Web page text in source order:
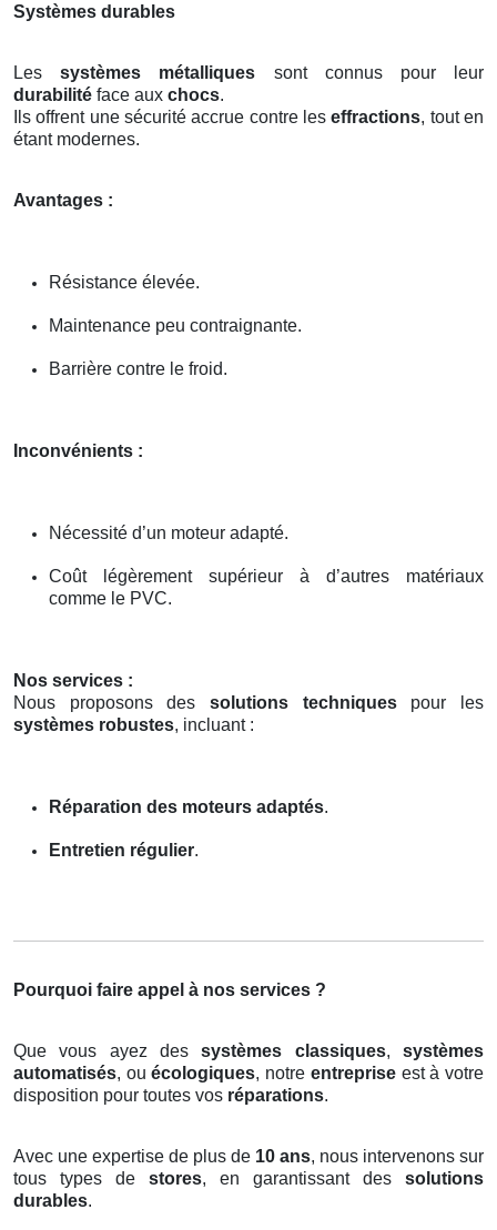
Systèmes durables
Lessystèmes métalliques sont connus pour leur
durabilité face aux chocs.
Ils offrent une sécurité accrue contre leseffractions, tout en
étant modernes.
Avantages :
Résistance élevée.
Maintenance peu contraignante.
Barrière contre le froid.
Inconvénients :
Nécessité d’un moteur adapté.
Coût légèrement supérieur à d’autres matériaux
comme le PVC.
Nos services :
Nous proposons des solutions techniquespour les
systèmes robustes, incluant :
Réparation des moteurs adaptés.
Entretien régulier.
Pourquoi faire appel à nos services ?
Que vous ayez dessystèmes classiques,systèmes
automatisés, ouécologiques, notre entrepriseest à votre
disposition pour toutes vos réparations.
Avec une expertise de plus de 10 ans, nous intervenons sur
tous types de stores, en garantissant des solutions
durables.